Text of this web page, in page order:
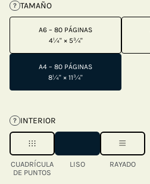
? TAMAÑO
A6 – 80 PÁGINAS
4¼" × 5¾"
A4 – 80 PÁGINAS
8¼" × 11¾"
? INTERIOR
CUADRÍCULA
DE PUNTOS
LISO RAYADO